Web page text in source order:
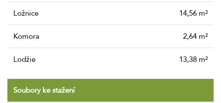
Ložnice 14,56 m²
Komora 2,64 m²
Lodžie 13,38 m²
Soubory ke stažení